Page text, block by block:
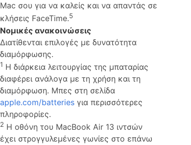
Mac σου για να καλείς και να απαντάς σε
κλήσεις FaceTime.5
Νομικές ανακοινώσεις
Διατίθενται επιλογές με δυνατότητα
διαμόρφωσης.
1 Η διάρκεια λειτουργίας της μπαταρίας
διαφέρει ανάλογα με τη χρήση και τη
διαμόρφωση. Μπες στη σελίδα
apple.com/batteries για περισσότερες
πληροφορίες.
2 Η οθόνη του MacBook Air 13 ιντσών
έχει στρογγυλεμένες γωνίες στο επάνω